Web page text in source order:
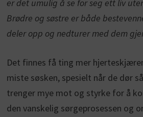
er det umulig å se for seg ett liv
Brødre og søstre er både
deler opp og nedturer med dem
Det finnes få ting mer
miste søsken, spesielt når de dør
trenger mye mot og styrke for å
den vanskelig sørgeprosessen og